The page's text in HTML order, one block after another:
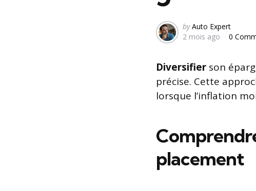
Posted
by
by Auto Expert
2 mois ago
0
Diversifier son
précise. Cette
lorsque l’inflation
placement